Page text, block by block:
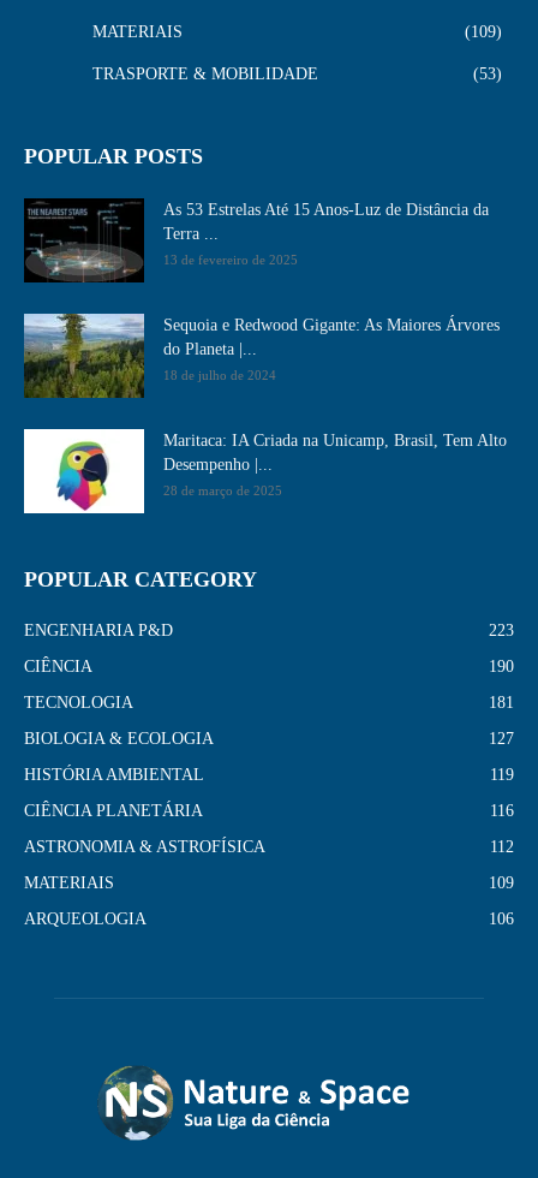
MATERIAIS 109
TRASPORTE & MOBILIDADE 53
POPULAR POSTS
As 53 Estrelas Até 15 Anos-Luz de Distância da
Terra ...
13 de fevereiro de 2025
Sequoia e Redwood Gigante: As Maiores Árvores
do Planeta |...
18 de julho de 2024
Maritaca: IA Criada na Unicamp, Brasil, Tem Alto
Desempenho​ |...
28 de março de 2025
POPULAR CATEGORY
ENGENHARIA P&D
223
CIÊNCIA
190
TECNOLOGIA
181
BIOLOGIA & ECOLOGIA
127
HISTÓRIA AMBIENTAL
119
CIÊNCIA PLANETÁRIA
116
ASTRONOMIA & ASTROFÍSICA
112
MATERIAIS
109
ARQUEOLOGIA
106